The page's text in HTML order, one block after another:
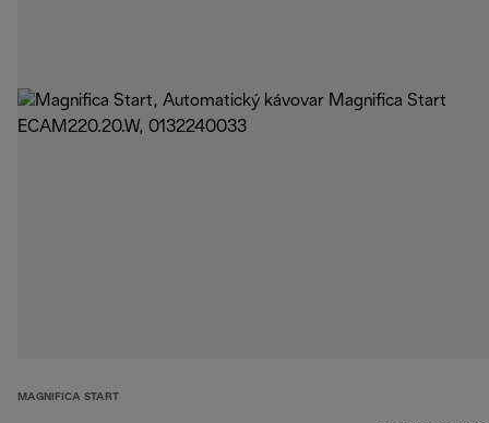
MAGNIFICA START